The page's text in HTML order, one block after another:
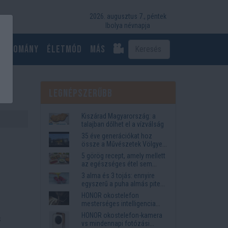
2026. augusztus 7., péntek
Ibolya névnapja
Tudomány Életmód más
Kiszárad Magyarország: a
talajban dőlhet el a vízválság
35 éve generációkat hoz
össze a Művészetek Völgye
– megvan a 2027-es időpont
és a bérletár
5 görög recept, amely mellett
az egészséges étel sem
tűnik lemondásnak
3 alma és 3 tojás: ennyire
egyszerű a puha almás pite
titka
HONOR okostelefon
mesterséges intelligencia
funkciók, amelyek
megkönnyítik az életet
HONOR okostelefon-kamera
vs mindennapi fotózási